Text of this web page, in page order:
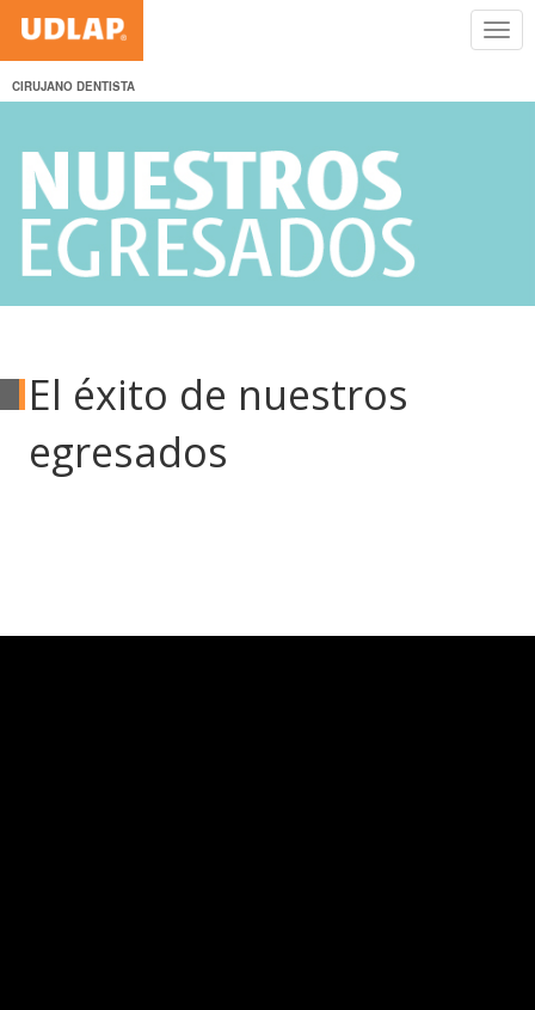
CIRUJANO DENTISTA
El éxito de nuestros
egresados